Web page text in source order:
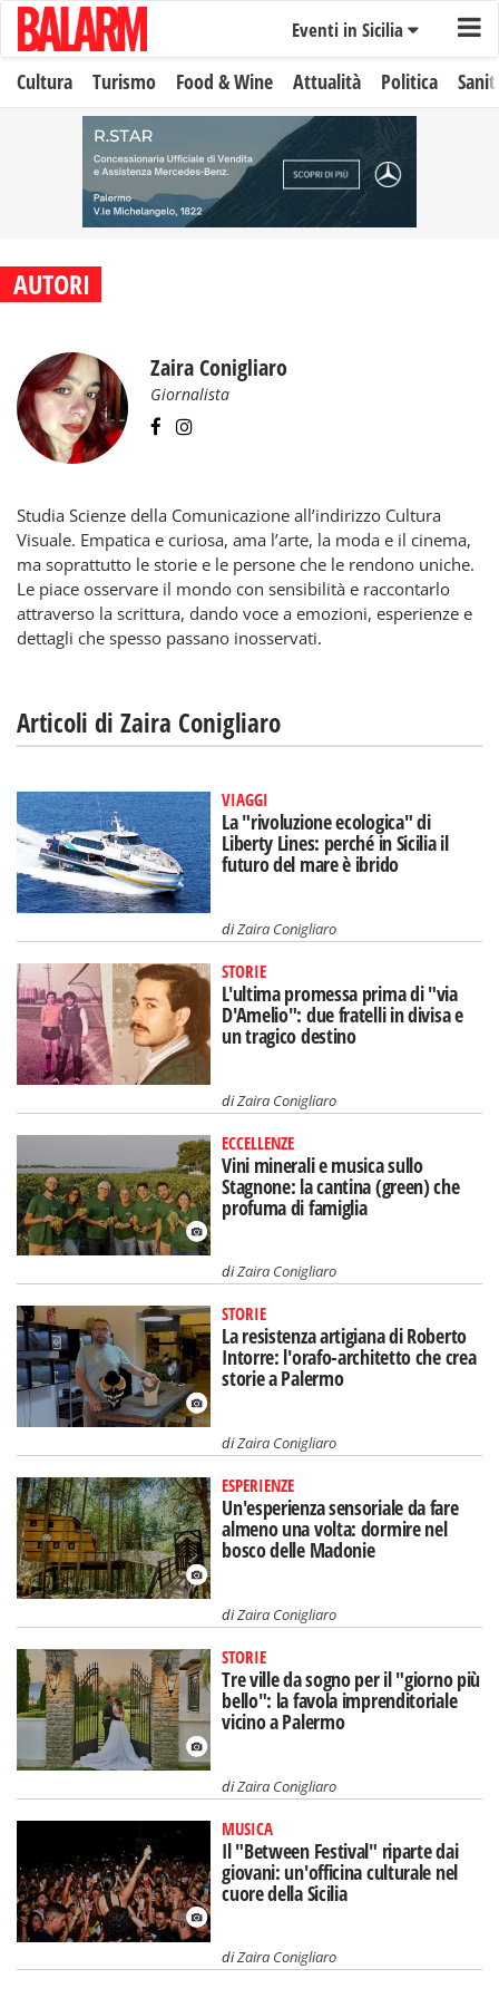
Eventi in Sicilia
Cultura Turismo Food & Wine Attualità Politica
AUTORI
Zaira Conigliaro
Giornalista
Studia Scienze della Comunicazione all’indirizzo Cultura
Visuale. Empatica e curiosa, ama l’arte, la moda e il cinema,
ma soprattutto le storie e le persone che le rendono uniche.
Le piace osservare il mondo con sensibilità e raccontarlo
attraverso la scrittura, dando voce a emozioni, esperienze e
dettagli che spesso passano inosservati.
Articoli di Zaira Conigliaro
VIAGGI
La "rivoluzione ecologica" di
Liberty Lines: perché in Sicilia il
futuro del mare è ibrido
diZaira Conigliaro
STORIE
L'ultima promessa prima di "via
D'Amelio": due fratelli in divisa e
un tragico destino
diZaira Conigliaro
ECCELLENZE
Vini minerali e musica sullo
Stagnone: la cantina (green) che
profuma di famiglia
diZaira Conigliaro
STORIE
La resistenza artigiana di Roberto
Intorre: l'orafo-architetto che crea
storie a Palermo
diZaira Conigliaro
ESPERIENZE
Un'esperienza sensoriale da fare
almeno una volta: dormire nel
bosco delle Madonie
diZaira Conigliaro
STORIE
Tre ville da sogno per il "giorno più
bello": la favola imprenditoriale
vicino a Palermo
diZaira Conigliaro
MUSICA
Il "Between Festival" riparte dai
giovani: un'officina culturale nel
cuore della Sicilia
diZaira Conigliaro